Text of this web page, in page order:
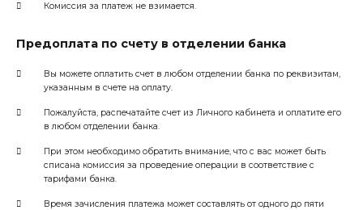
Комиссия за платеж не взимается.
Предоплата по счету в отделении банка
Вы можете оплатить счет в любом отделении банка по реквизитам,
указанным в счете на оплату.
Пожалуйста, распечатайте счет из Личного кабинета и оплатите его
в любом отделении банка.
При этом необходимо обратить внимание, что с вас может быть
списана комиссия за проведение операции в соответствие с
тарифами банка.
Время зачисления платежа может составлять от одного до пяти